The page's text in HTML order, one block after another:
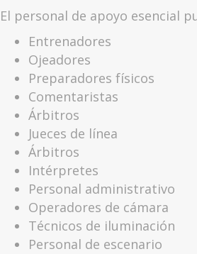
El personal de apoyo esencial
Entrenadores
Ojeadores
Preparadores físicos
Comentaristas
Árbitros
Jueces de línea
Árbitros
Intérpretes
Personal administrativo
Operadores de cámara
Técnicos de iluminación
Personal de escenario